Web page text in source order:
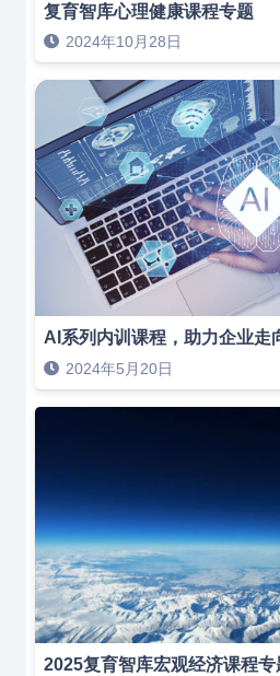
复育智库心理健康课程专题
2024年10月28日
AI系列内训课程，助力企业走
2024年5月20日
2025复育智库宏观经济课程专